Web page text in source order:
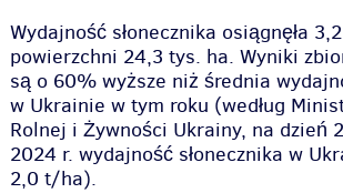
Wydajność słonecznika osiągnęła
powierzchni 24,3 tys. ha. Wyniki
są o 60% wyższe niż średnia
w Ukrainie w tym roku (według
Rolnej i Żywności Ukrainy, na dzień
2024 r. wydajność słonecznika w
2,0 t/ha).